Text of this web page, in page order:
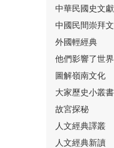
⑯
⑰
中華民國史文獻
中國民間崇拜
外國輕經典
他們影響了世界
圖解嶺南文化
大家歷史小叢書
故宮探秘
人文經典譯叢
人文經典新讀